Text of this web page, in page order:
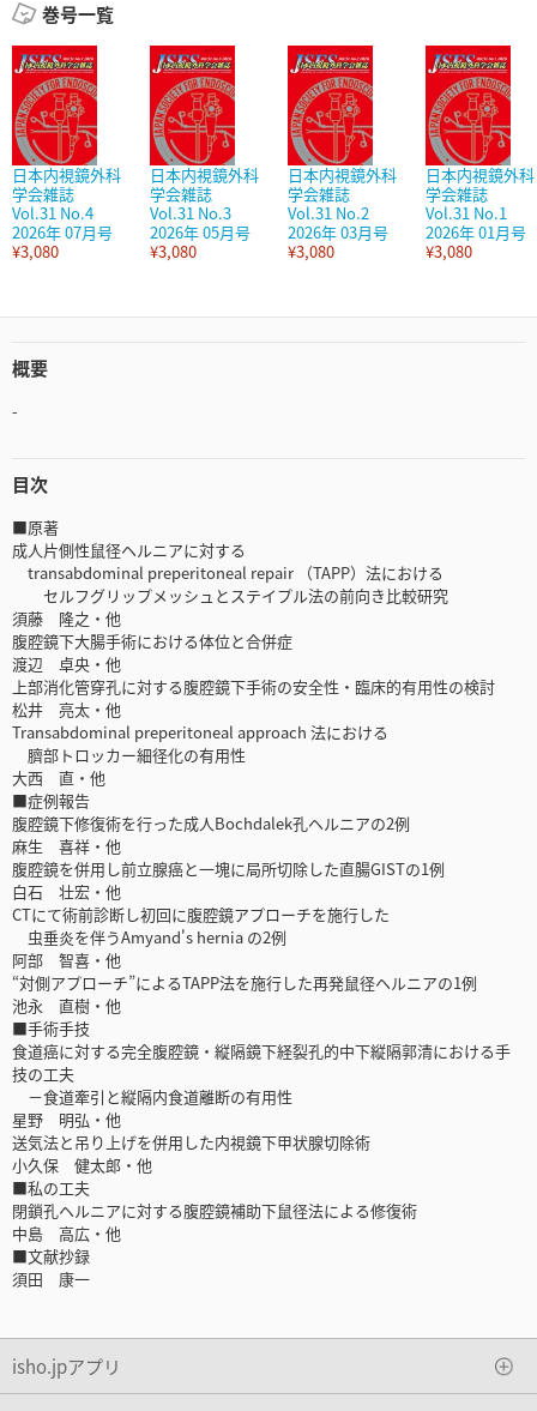
巻号一覧
日本内視鏡外科
学会雑誌
Vol.31 No.4
2026年 07月号
¥3,080
日本内視鏡外科
学会雑誌
Vol.31 No.3
2026年 05月号
¥3,080
日本内視鏡外科
学会雑誌
Vol.31 No.2
2026年 03月号
¥3,080
日本内視鏡外科
学会雑誌
Vol.31 No.1
2026年 01月号
¥3,080
概要
-
目次
■原著
成人片側性鼠径ヘルニアに対する
transabdominal preperitoneal repair （TAPP）法における
セルフグリップメッシュとステイプル法の前向き比較研究
須藤 隆之・他
腹腔鏡下大腸手術における体位と合併症
渡辺 卓央・他
上部消化管穿孔に対する腹腔鏡下手術の安全性・臨床的有用性の検討
松井 亮太・他
Transabdominal preperitoneal approach 法における
臍部トロッカー細径化の有用性
大西 直・他
■症例報告
腹腔鏡下修復術を行った成人Bochdalek孔ヘルニアの2例
麻生 喜祥・他
腹腔鏡を併用し前立腺癌と一塊に局所切除した直腸GISTの1例
白石 壮宏・他
CTにて術前診断し初回に腹腔鏡アプローチを施行した
虫垂炎を伴うAmyand's hernia の2例
阿部 智喜・他
“対側アプローチ”によるTAPP法を施行した再発鼠径ヘルニアの1例
池永 直樹・他
■手術手技
食道癌に対する完全腹腔鏡・縦隔鏡下経裂孔的中下縦隔郭清における手
技の工夫
－食道牽引と縦隔内食道離断の有用性
星野 明弘・他
送気法と吊り上げを併用した内視鏡下甲状腺切除術
小久保 健太郎・他
■私の工夫
閉鎖孔ヘルニアに対する腹腔鏡補助下鼠径法による修復術
中島 高広・他
■文献抄録
須田 康一
isho.jpアプリ